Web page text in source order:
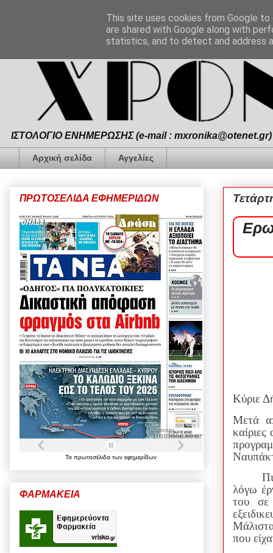
ΙΣΤΟΛΟΓΙΟ ΕΝΗΜΕΡΩΣΗΣ (e-mail :
Αρχική σελίδα Αγγελίες
Κύριε
Μετά
λόγω
του σε
που
ΠΡΩΤΟΣΕΛΙΔΑ ΕΦΗΜΕΡΙΔΩΝ
Τα πρωτοσέλιδα των εφημερίδων
ΦΑΡΜΑΚΕΙΑ
This site uses cookies from Google
are shared with Google along with
statistics, and to detect and address